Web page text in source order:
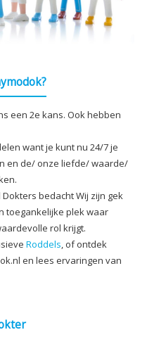
een 2e kans. Ook hebben
want je kunt nu 24/7 je
en de/ onze liefde/ waarde/
bedacht Wij zijn gek
toegankelijke plek waar
rol krijgt.
Roddels, of ontdek
en lees ervaringen van